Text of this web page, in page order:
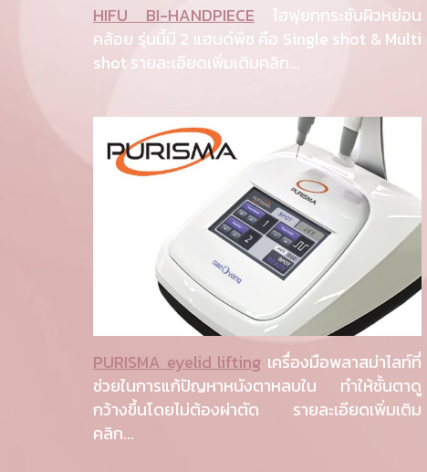
HIFU BI-HANDPIECE ไฮฟุยกกระชับผิวหย่อน
คล้อย รุ่นนี้มี 2 แฮนด์พีช คือ Single shot & Multi
shot รายละเอียดเพิ่มเติมคลิก...
PURISMA eyelid lifting เครื่องมือพลาสม่าไลท์ที่
ช่วยในการแก้ปัญหาหนังตาหลบใน ทำให้ชั้นตาดู
กว้างขึ้นโดยไม่ต้องผ่าตัด รายละเอียดเพิ่มเติม
คลิก...